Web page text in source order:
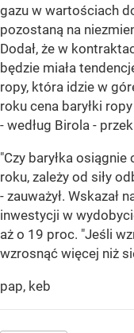
gazu w wartościach
pozostaną na
Dodał, że w
będzie miała
ropy, która idzie w
roku cena baryłki
- według Birola -
"Czy baryłka
roku, zależy od siły
- zauważył. Wskazał
inwestycji w
aż o 19 proc. "Jeśli
wzrosnąć więcej niż
pap, keb